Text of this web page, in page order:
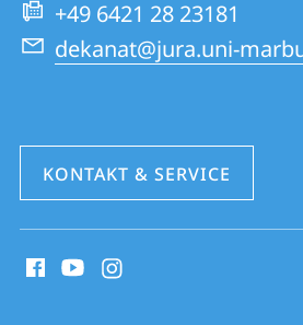
+49 6421 28 23181
dekanat@jura.uni-
KONTAKT & SERVICE
Media